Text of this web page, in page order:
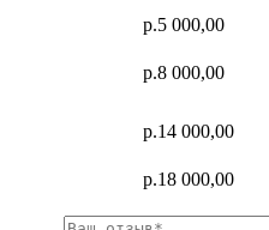
р.5 000,00
р.8 000,00
р.14 000,00
р.18 000,00